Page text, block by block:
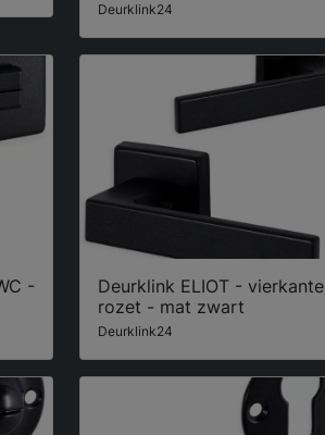
Deurklink24
-
Deurklink ELIOT - vierkante
rozet - mat zwart
Deurklink24